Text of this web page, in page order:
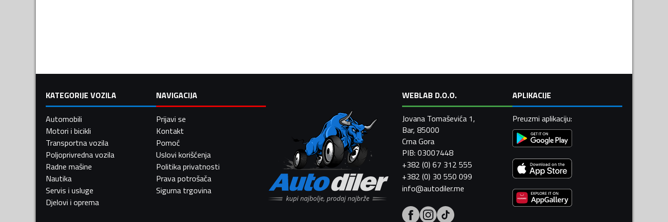
KATEGORIJE VOZILA
Automobili
Motori i bicikli
Transportna vozila
Poljoprivredna vozila
Radne mašine
Nautika
Servis i usluge
Djelovi i oprema
NAVIGACIJA
Prijavi se
Kontakt
Pomoć
Uslovi korišćenja
Politika privatnosti
Prava potrošača
Sigurna trgovina
WEBLAB D.O.O.
Jovana Tomaševića 1,
Bar, 85000
Crna Gora
PIB: 03007448
+382 (0) 67 312 555
+382 (0) 30 550 099
info@autodiler.me
APLIKACIJE
Preuzmi aplikaciju: